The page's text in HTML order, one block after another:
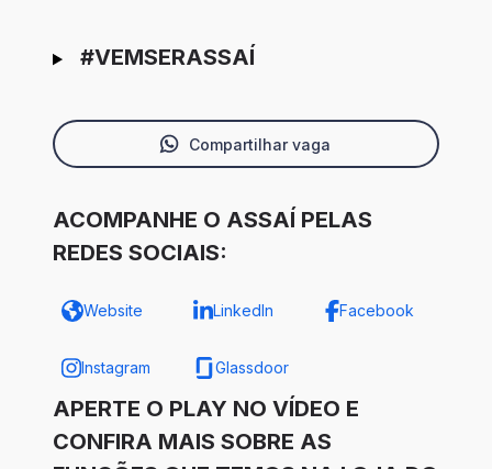
#VEMSERASSAÍ
Compartilhar vaga
ACOMPANHE O ASSAÍ PELAS
REDES SOCIAIS:
Website LinkedIn Facebook
Instagram Glassdoor
APERTE O PLAY NO VÍDEO E
CONFIRA MAIS SOBRE AS